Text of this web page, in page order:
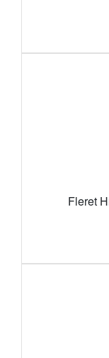
Fleret